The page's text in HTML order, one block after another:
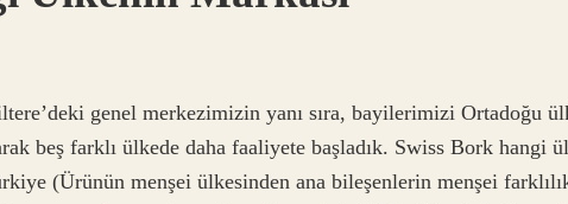
genel merkezimizin yanı sıra, bayilerimizi Ortadoğu
beş farklı ülkede daha faaliyete başladık. Swiss Bork hangi
(Ürünün menşei ülkesinden ana bileşenlerin menşei